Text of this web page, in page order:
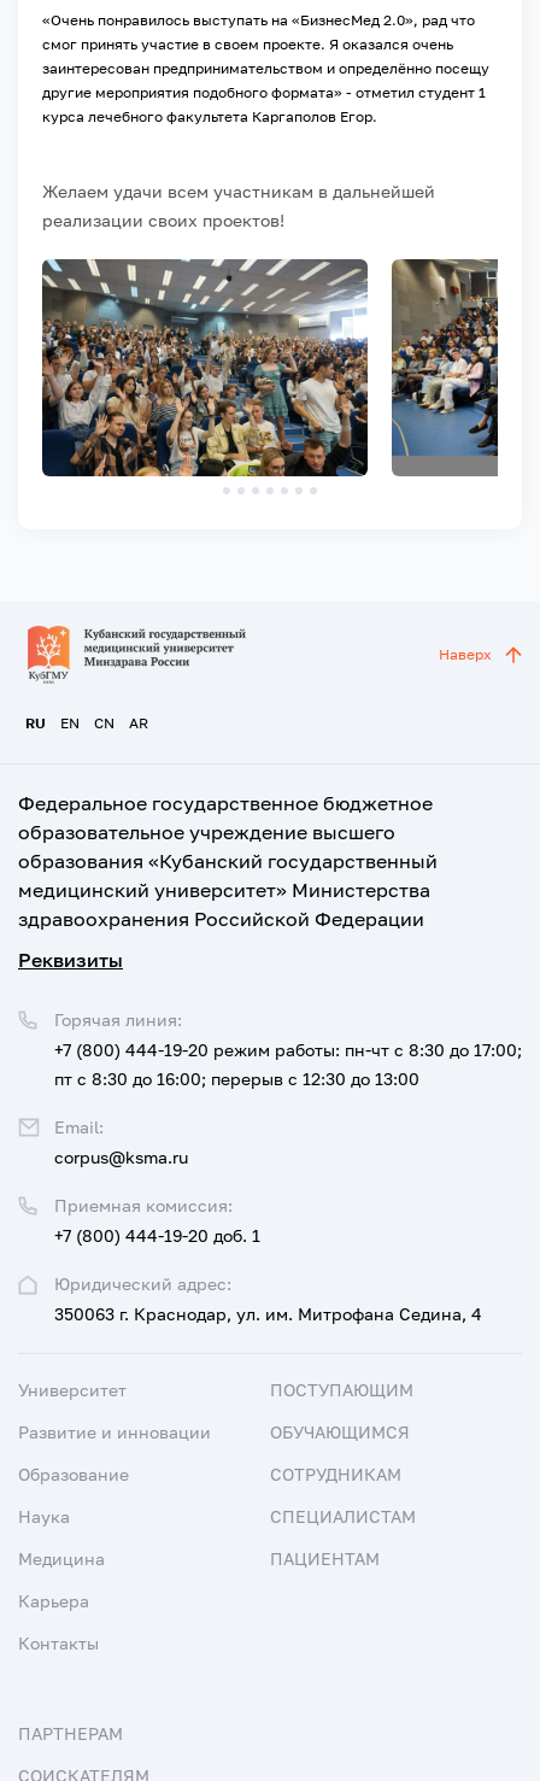
«Очень понравилось выступать на «БизнесМед 2.0», рад что
смог принять участие в своем проекте. Я оказался очень
заинтересован предпринимательством и определённо посещу
другие мероприятия подобного формата» - отметил студент 1
курса лечебного факультета Каргаполов Егор.
Желаем удачи всем участникам в дальнейшей
реализации своих проектов!
RU EN CN AR
Наверх
Федеральное государственное бюджетное
образовательное учреждение высшего
образования «Кубанский государственный
медицинский университет» Министерства
здравоохранения Российской Федерации
Реквизиты
Юридический адрес:
350063 г. Краснодар, ул. им. Митрофана Седина, 4
Приемная комиссия:
+7 (800) 444-19-20 доб. 1
Горячая линия:
+7 (800) 444-19-20 режим работы: пн-чт с 8:30 до 17:00;
пт с 8:30 до 16:00; перерыв с 12:30 до 13:00
Email:
corpus@ksma.ru
Университет
Развитие и инновации
Образование
Наука
Медицина
Карьера
Контакты
ПОСТУПАЮЩИМ
ОБУЧАЮЩИМСЯ
СОТРУДНИКАМ
СПЕЦИАЛИСТАМ
ПАЦИЕНТАМ
ПАРТНЕРАМ
СОИСКАТЕЛЯМ